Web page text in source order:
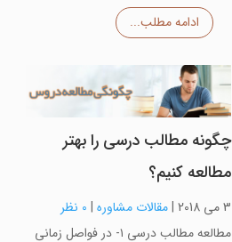
ادامه مطلب...
چگونه مطالب درسی را بهتر
مطالعه کنیم؟
3 می 2018 |مقالات مشاوره | 0 نظر
مطالعه مطالب درسی ۱- در فواصل زمانی